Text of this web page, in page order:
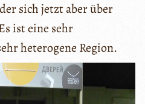
sich jetzt aber über
ist eine sehr
heterogene Region.